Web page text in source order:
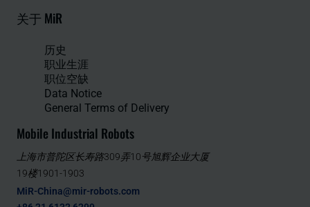
关于 MiR
历史
职业生涯
职位空缺
Data Notice
General Terms of Delivery
Mobile Industrial Robots
上海市普陀区长寿路309弄10号旭辉企业大厦
19楼1901-1903
MiR-China@mir-robots.com